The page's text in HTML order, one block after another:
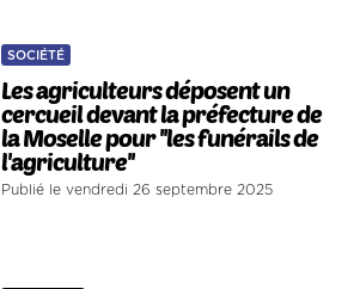
SOCIÉTÉ
Les agriculteurs déposent un
cercueil devant la préfecture de
la Moselle pour ''les funérails de
l'agriculture''
Publié le vendredi 26 septembre 2025